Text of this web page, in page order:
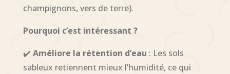
champignons, vers de terre).
Pourquoi c’est intéressant ?
✔️ Améliore la rétention d’eau : Les sols
sableux retiennent mieux l’humidité, ce qui